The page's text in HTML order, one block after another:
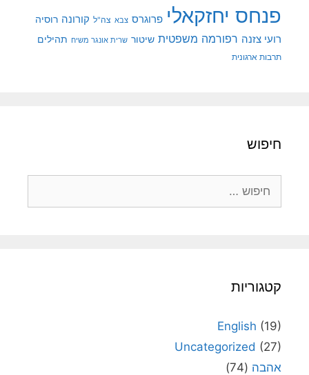
פנחס יחזקאלי פרוגרס צבא צה"ל קורונה רוסיה
רועי צזנה רפורמה משפטית שיטור שרית אונגר משיח תהילים
תרבות ארגונית
חיפוש
קטגוריות
English (19)
Uncategorized (27)
אהבה (74)